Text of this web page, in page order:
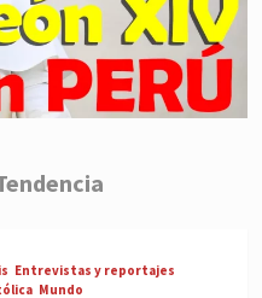
Entrevistas y reportajes
Mundo